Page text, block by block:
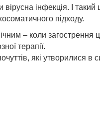
інфекція. І
підходу.
– коли загострення
терапії.
які